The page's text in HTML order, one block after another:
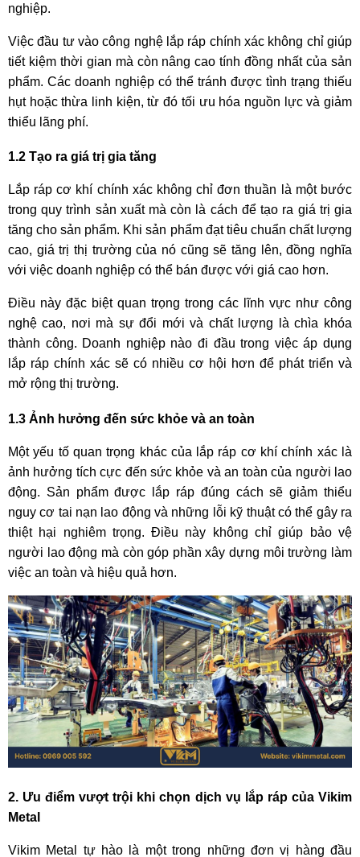
nghiệp.
Việc đầu tư vào công nghệ lắp ráp chính xác không chỉ giúp
tiết kiệm thời gian mà còn nâng cao tính đồng nhất của sản
phẩm. Các doanh nghiệp có thể tránh được tình trạng thiếu
hụt hoặc thừa linh kiện, từ đó tối ưu hóa nguồn lực và giảm
thiểu lãng phí.
1.2 Tạo ra giá trị gia tăng
Lắp ráp cơ khí chính xác không chỉ đơn thuần là một bước
trong quy trình sản xuất mà còn là cách để tạo ra giá trị gia
tăng cho sản phẩm. Khi sản phẩm đạt tiêu chuẩn chất lượng
cao, giá trị thị trường của nó cũng sẽ tăng lên, đồng nghĩa
với việc doanh nghiệp có thể bán được với giá cao hơn.
Điều này đặc biệt quan trọng trong các lĩnh vực như công
nghệ cao, nơi mà sự đổi mới và chất lượng là chìa khóa
thành công. Doanh nghiệp nào đi đầu trong việc áp dụng
lắp ráp chính xác sẽ có nhiều cơ hội hơn để phát triển và
mở rộng thị trường.
1.3 Ảnh hưởng đến sức khỏe và an toàn
Một yếu tố quan trọng khác của lắp ráp cơ khí chính xác là
ảnh hưởng tích cực đến sức khỏe và an toàn của người lao
động. Sản phẩm được lắp ráp đúng cách sẽ giảm thiểu
nguy cơ tai nạn lao động và những lỗi kỹ thuật có thể gây ra
thiệt hại nghiêm trọng. Điều này không chỉ giúp bảo vệ
người lao động mà còn góp phần xây dựng môi trường làm
việc an toàn và hiệu quả hơn.
2. Ưu điểm vượt trội khi chọn dịch vụ lắp ráp của Vikim
Metal
Vikim Metal tự hào là một trong những đơn vị hàng đầu